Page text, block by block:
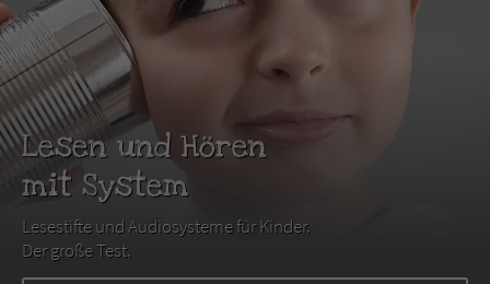
Lesen und Hören
mit System
Lesestifte und Audiosysteme für Kinder.
Der große Test.